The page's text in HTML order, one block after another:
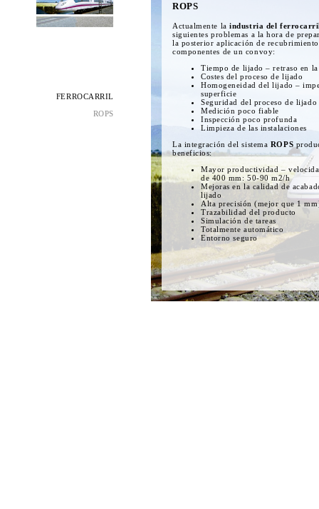
FERROCARRIL
ROPS
ROPS
Actualmente laindustria del
siguientes problemas a la hora de
la posterior aplicación de
componentes de un convoy:
Tiempo de lijado – retraso en
Costes del proceso de lijado
Homogeneidad del lijado –
superficie
Seguridad del proceso de lijado
Medición poco fiable
Inspección poco profunda
Limpieza de las instalaciones
La integración del sistema ROPS
beneficios:
Mayor productividad –
de 400 mm: 50-90 m2/h
Mejoras en la calidad de
lijado
Alta precisión (mejor que 1
Trazabilidad del producto
Simulación de tareas
Totalmente automático
Entorno seguro